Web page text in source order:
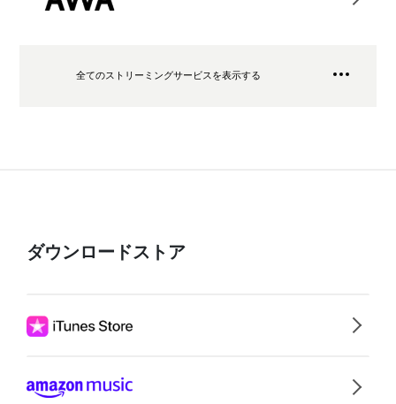
全てのストリーミングサービスを表示する
ダウンロードストア